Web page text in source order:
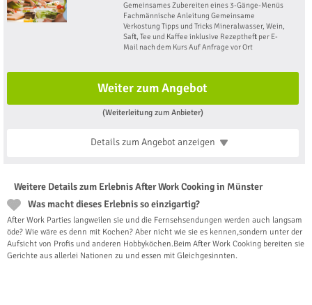
Gemeinsames Zubereiten eines 3-Gänge-Menüs
Fachmännische Anleitung Gemeinsame
Verkostung Tipps und Tricks Mineralwasser, Wein,
Saft, Tee und Kaffee inklusive Rezeptheft per E-
Mail nach dem Kurs Auf Anfrage vor Ort
Weiter zum Angebot
(Weiterleitung zum Anbieter)
Details zum Angebotanzeigen
Weitere Details zum Erlebnis After Work Cooking in Münster
Was macht dieses Erlebnis so einzigartig?
After Work Parties langweilen sie und die Fernsehsendungen werden auch langsam
öde? Wie wäre es denn mit Kochen? Aber nicht wie sie es kennen,sondern unter der
Aufsicht von Profis und anderen Hobbyköchen.Beim After Work Cooking bereiten sie
Gerichte aus allerlei Nationen zu und essen mit Gleichgesinnten.